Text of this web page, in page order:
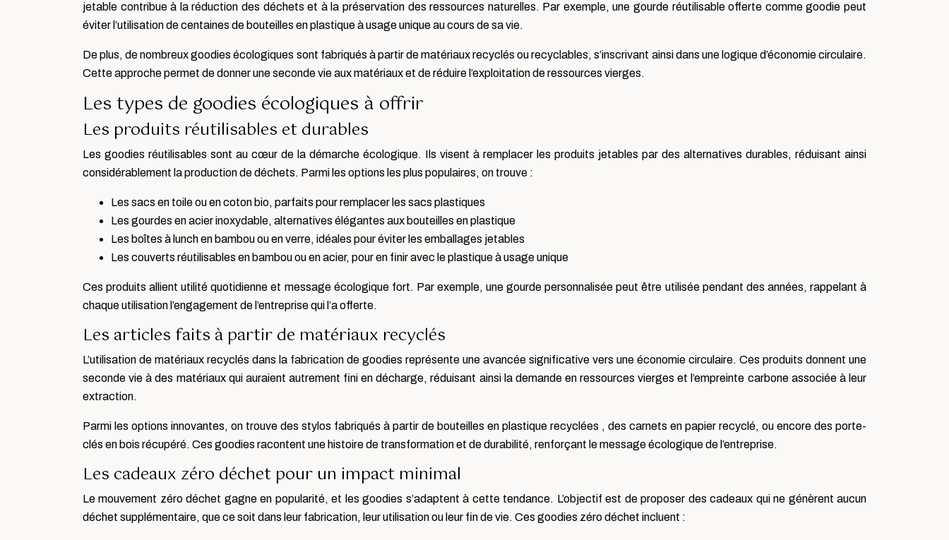
jetable contribue à la réduction des déchets et à la préservation des ressources naturelles. Par exemple, une gourde réutilisable offerte comme goodie peut
éviter l’utilisation de centaines de bouteilles en plastique à usage unique au cours de sa vie.
De plus, de nombreux goodies écologiques sont fabriqués à partir de matériaux recyclés ou recyclables, s’inscrivant ainsi dans une logique d’économie circulaire.
Cette approche permet de donner une seconde vie aux matériaux et de réduire l’exploitation de ressources vierges.
Les types de goodies écologiques à offrir
Les produits réutilisables et durables
Les goodies réutilisables sont au cœur de la démarche écologique. Ils visent à remplacer les produits jetables par des alternatives durables, réduisant ainsi
considérablement la production de déchets. Parmi les options les plus populaires, on trouve :
Les sacs en toile ou en coton bio, parfaits pour remplacer les sacs plastiques
Les gourdes en acier inoxydable, alternatives élégantes aux bouteilles en plastique
Les boîtes à lunch en bambou ou en verre, idéales pour éviter les emballages jetables
Les couverts réutilisables en bambou ou en acier, pour en finir avec le plastique à usage unique
Ces produits allient utilité quotidienne et message écologique fort. Par exemple, une gourde personnalisée peut être utilisée pendant des années, rappelant à
chaque utilisation l’engagement de l’entreprise qui l’a offerte.
Les articles faits à partir de matériaux recyclés
L’utilisation de matériaux recyclés dans la fabrication de goodies représente une avancée significative vers une économie circulaire. Ces produits donnent une
seconde vie à des matériaux qui auraient autrement fini en décharge, réduisant ainsi la demande en ressources vierges et l’empreinte carbone associée à leur
extraction.
Parmi les options innovantes, on trouve des stylos fabriqués à partir de bouteilles en plastique recyclées , des carnets en papier recyclé, ou encore des porte-
clés en bois récupéré. Ces goodies racontent une histoire de transformation et de durabilité, renforçant le message écologique de l’entreprise.
Les cadeaux zéro déchet pour un impact minimal
Le mouvement zéro déchet gagne en popularité, et les goodies s’adaptent à cette tendance. L’objectif est de proposer des cadeaux qui ne génèrent aucun
déchet supplémentaire, que ce soit dans leur fabrication, leur utilisation ou leur fin de vie. Ces goodies zéro déchet incluent :